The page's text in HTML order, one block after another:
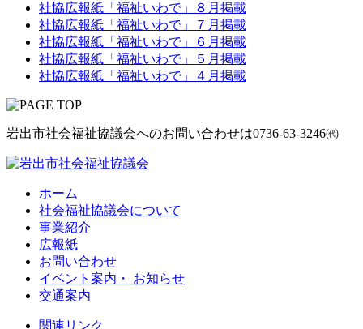
社協広報紙「福祉いわで」８月掲載
社協広報紙「福祉いわで」７月掲載
社協広報紙「福祉いわで」６月掲載
社協広報紙「福祉いわで」５月掲載
社協広報紙「福祉いわで」４月掲載
岩出市社会福祉協議会へのお問い合わせは0736-63-3246㈹
ホーム
社会福祉協議会について
事業紹介
広報紙
お問い合わせ
イベント案内・ お知らせ
交通案内
関連リンク